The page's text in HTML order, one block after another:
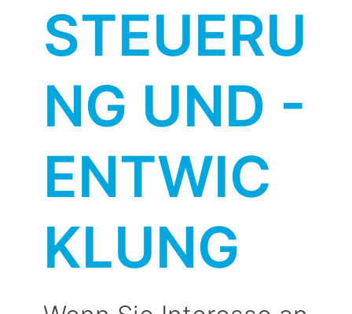
STEUERU
NG UND -
ENTWIC
KLUNG